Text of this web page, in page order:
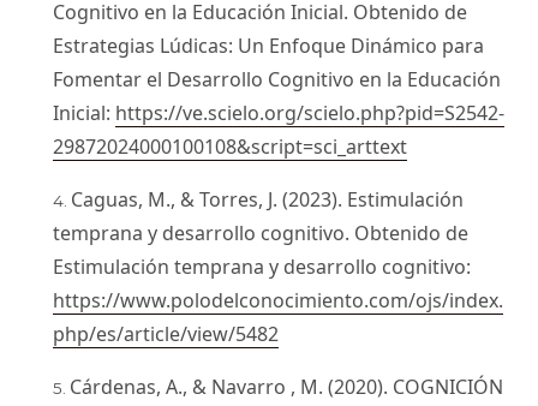
Cognitivo en la Educación Inicial. Obtenido de
Estrategias Lúdicas: Un Enfoque Dinámico para
Fomentar el Desarrollo Cognitivo en la Educación
Inicial: https://ve.scielo.org/scielo.php?pid=S2542-
29872024000100108&script=sci_arttext
Caguas, M., & Torres, J. (2023). Estimulación
temprana y desarrollo cognitivo. Obtenido de
Estimulación temprana y desarrollo cognitivo:
https://www.polodelconocimiento.com/ojs/index.
php/es/article/view/5482
Cárdenas, A., & Navarro , M. (2020). COGNICIÓN